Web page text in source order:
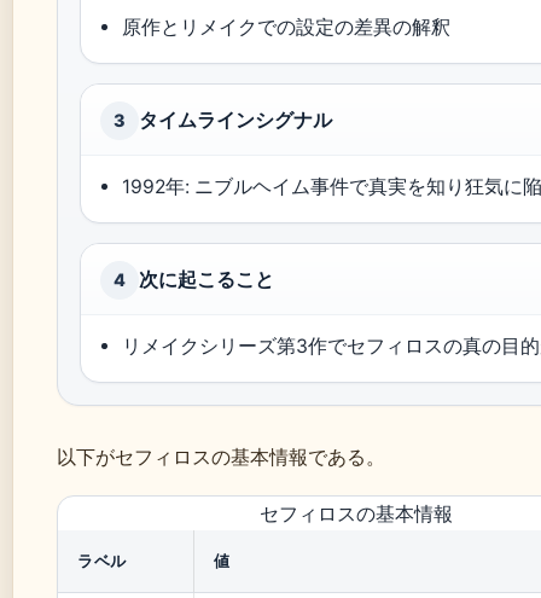
原作とリメイクでの設定の差異の解釈
3 タイムラインシグナル
1992年: ニブルヘイム事件で真実を知り狂気に
4 次に起こること
リメイクシリーズ第3作でセフィロスの真の目
以下がセフィロスの基本情報である。
セフィロスの基本情報
ラベル 値